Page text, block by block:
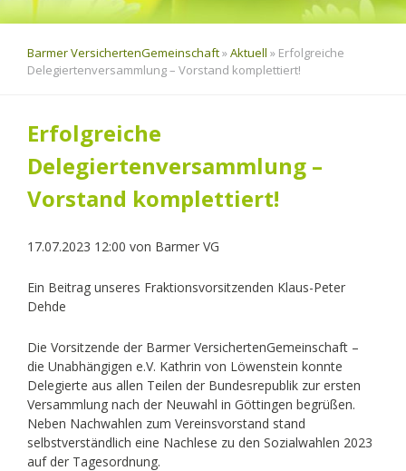
Barmer VersichertenGemeinschaft»Aktuell » Erfolgreiche
Delegiertenversammlung – Vorstand komplettiert!
Erfolgreiche
Delegiertenversammlung –
Vorstand komplettiert!
17.07.2023 12:00 von Barmer VG
Ein Beitrag unseres Fraktionsvorsitzenden Klaus-Peter
Dehde
Die Vorsitzende der Barmer VersichertenGemeinschaft –
die Unabhängigen e.V. Kathrin von Löwenstein konnte
Delegierte aus allen Teilen der Bundesrepublik zur ersten
Versammlung nach der Neuwahl in Göttingen begrüßen.
Neben Nachwahlen zum Vereinsvorstand stand
selbstverständlich eine Nachlese zu den Sozialwahlen 2023
auf der Tagesordnung.